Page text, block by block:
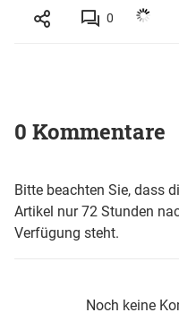
0
0 Kommentare
Bitte beachten Sie, dass
Artikel nur 72 Stunden
Verfügung steht.
Noch keine